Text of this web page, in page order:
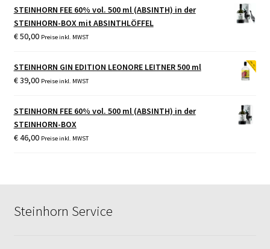
STEINHORN FEE 60% vol. 500 ml (ABSINTH) in der
STEINHORN-BOX mit ABSINTHLÖFFEL
€50,00 Preise inkl. MWST
STEINHORN GIN EDITION LEONORE LEITNER 500 ml
€39,00 Preise inkl. MWST
STEINHORN FEE 60% vol. 500 ml (ABSINTH) in der
STEINHORN-BOX
€46,00 Preise inkl. MWST
Steinhorn Service